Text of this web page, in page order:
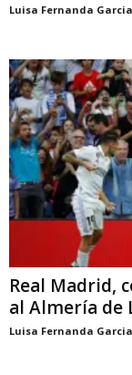
Luisa Fernanda
Real Madrid,
al Almería de
Luisa Fernanda